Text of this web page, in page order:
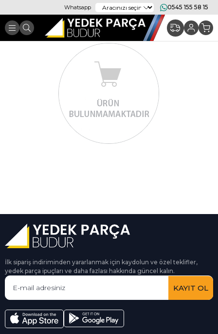
Whatsapp 0545 155 58 15
İlk sipariş indiriminden yararlanmak için kaydolun ve özel teklifler,
yedek parça ipuçları ve daha fazlası hakkında güncel kalın.
KAYIT OL